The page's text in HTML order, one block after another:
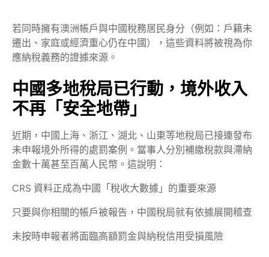
若同時擁有澳洲帳戶與中國稅務居民身分（例如：戶籍未
遷出、家庭或經濟重心仍在中國），這些資料將被視為你
應納稅義務的證據來源。
中國多地稅局已行動，境外收入
不再「安全地帶」
近期，中國上海、浙江、湖北、山東等地稅局已接連發布
未申報境外所得的處罰案例。當事人分別補繳稅款與滯納
金數十萬甚至百萬人民幣。這說明：
CRS 資料正成為中國「稅收大數據」的重要來源
只要與你相關的帳戶被報告，中國稅局就有依據展開稽查
未按時申報者將面臨高額罰金與納稅信用受損風險